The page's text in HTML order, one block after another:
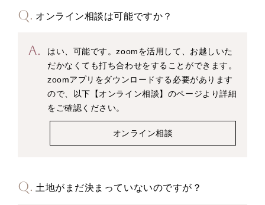
オンライン相談は可能ですか？
はい、可能です。zoomを活用して、お越しいた
だかなくても打ち合わせをすることができます。
zoomアプリをダウンロードする必要があります
ので、以下【オンライン相談】のページより詳細
をご確認ください。
オンライン相談
土地がまだ決まっていないのですが？